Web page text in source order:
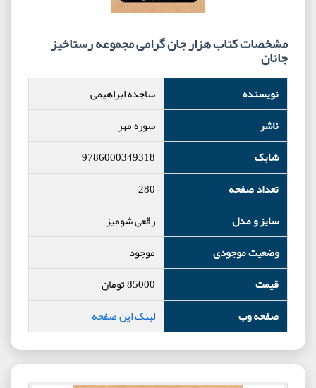
مشخصات کتاب هزار جان گرامی مجموعه رستاخیز
جانان
نویسنده
ساجده ابراهیمی
ناشر
سوره مهر
شابک
9786000349318
تعداد صفحه
280
سایز و مدل
رقعی شومیز
وضعیت موجودی
موجود
قیمت
85000تومان
صفحه وب
لینک این صفحه